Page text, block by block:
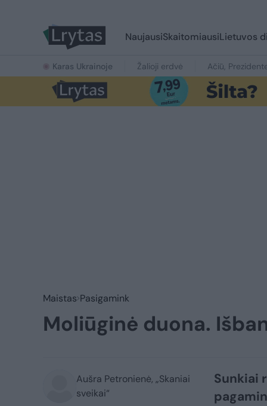
NaujausiSkaitomiausiLietuvos
Karas Ukrainoje Žalioji erdvė Ačiū,
Maistas Pasigamink
Moliūginė duona.
Aušra Petronienė, „Skaniai
sveikai“
Sunkiai